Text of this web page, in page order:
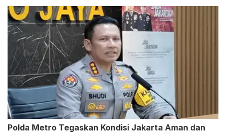
Polda Metro Tegaskan Kondisi Jakarta Aman dan